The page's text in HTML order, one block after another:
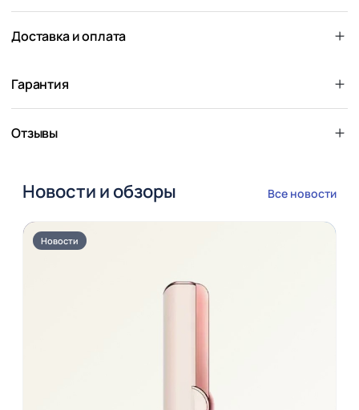
Доставка и оплата
Гарантия
Отзывы
Новости и обзоры Все новости
Новости